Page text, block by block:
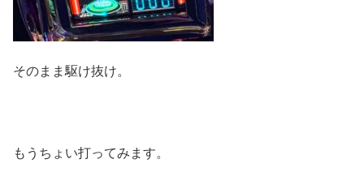
そのまま駆け抜け。
もうちょい打ってみます。